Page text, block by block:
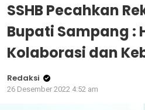
SSHB Pecahkan
Bupati Sampang :
Kolaborasi dan
Redaksi
26 Desember 2022 4:52 am